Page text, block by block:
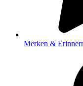
Merken &